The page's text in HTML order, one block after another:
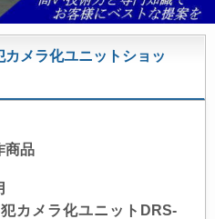
カメラ化ユニットショッ
商品
カメラ化ユニットDRS-